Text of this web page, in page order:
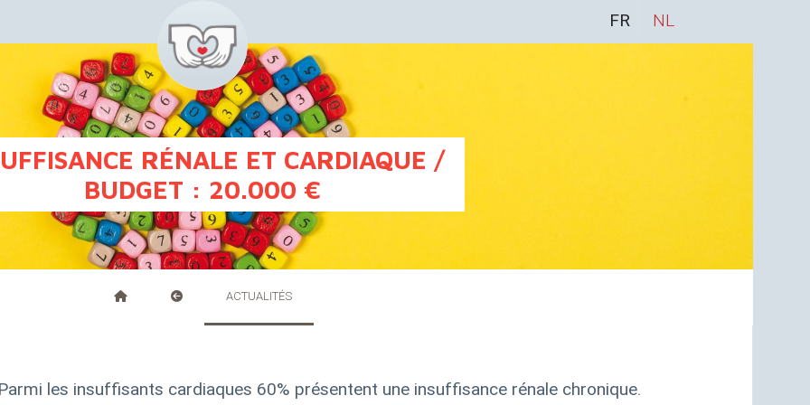
FR NL
RÉNALE ET CARDIAQUE /
BUDGET : 20.000 €
ACTUALITÉS
les insuffisants cardiaques 60% présentent une insuffisance rénale chronique.